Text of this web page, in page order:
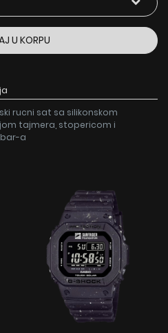
U KORPU
rucni sat sa silikonskom
tajmera, stopericom i
a